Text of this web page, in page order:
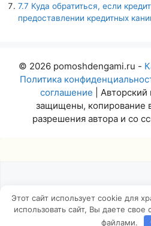
7.7 Куда обратиться, если
предоставлении кредитных
© 2026 pomoshdengami.ru -
Политика
соглашение |
защищены, копирование
разрешения автора и со
Этот сайт использует cookie для
использовать сайт, Вы даете свое
файлами.